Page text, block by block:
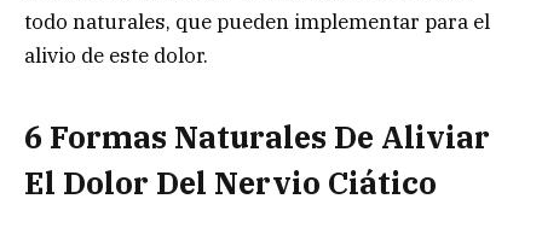
todo naturales, que pueden implementar para el
alivio de este dolor.
6 Formas Naturales De Aliviar
El Dolor Del Nervio Ciático